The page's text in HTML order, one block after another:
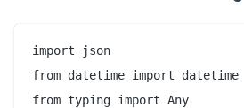
import json
from datetime import datetime
from typing import Any